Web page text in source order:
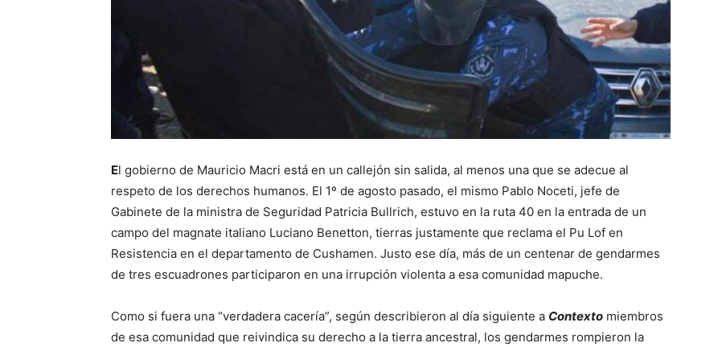
El gobierno de Mauricio Macri está en un callejón sin salida, al menos una que se adecue al
respeto de los derechos humanos. El 1º de agosto pasado, el mismo Pablo Noceti, jefe de
Gabinete de la ministra de Seguridad Patricia Bullrich, estuvo en la ruta 40 en la entrada de un
campo del magnate italiano Luciano Benetton, tierras justamente que reclama el Pu Lof en
Resistencia en el departamento de Cushamen. Justo ese día, más de un centenar de gendarmes
de tres escuadrones participaron en una irrupción violenta a esa comunidad mapuche.
Como si fuera una “verdadera cacería”, según describieron al día siguiente a Contexto miembros
de esa comunidad que reivindica su derecho a la tierra ancestral, los gendarmes rompieron la